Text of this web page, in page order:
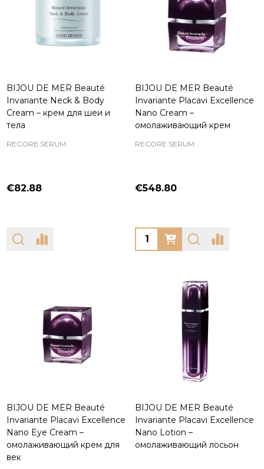
BIJOU DE MER Beauté
Invariante Neck & Body
Cream – крем для шеи и
тела
RECORE SERUM
€82.88
BIJOU DE MER Beauté
Invariante Placavi Excellence
Nano Cream –
омолаживающий крем
RECORE SERUM
€548.80
Quantity:
BIJOU DE MER Beauté
Invariante Placavi Excellence
Nano Eye Cream –
омолаживающий крем для
век
BIJOU DE MER Beauté
Invariante Placavi Excellence
Nano Lotion –
омолаживающий лосьон